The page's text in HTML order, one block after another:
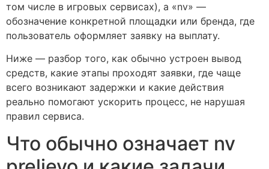
том числе в игровых сервисах), а «nv» —
обозначение конкретной площадки или бренда, где
пользователь оформляет заявку на выплату.
Ниже — разбор того, как обычно устроен вывод
средств, какие этапы проходят заявки, где чаще
всего возникают задержки и какие действия
реально помогают ускорить процесс, не нарушая
правил сервиса.
Что обычно означает nv